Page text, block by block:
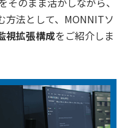
方法として、MONNITソ
視拡張構成をご紹介しま